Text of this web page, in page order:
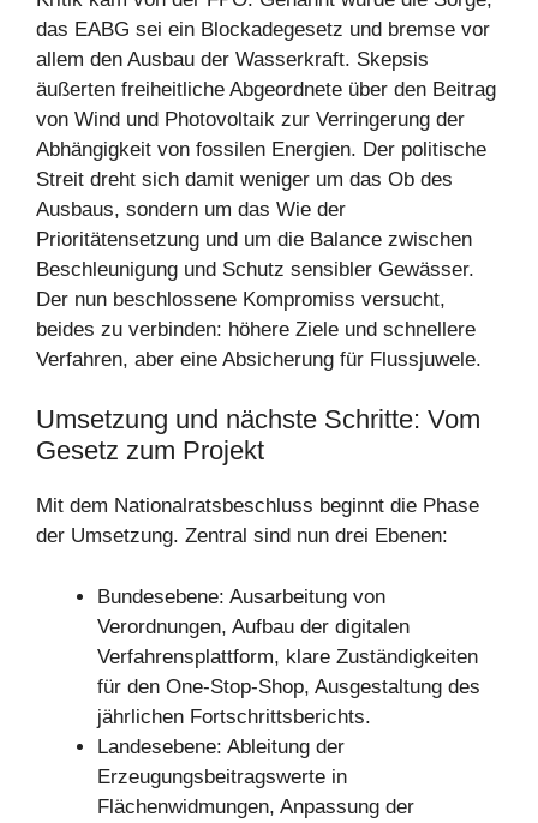
das EABG sei ein Blockadegesetz und bremse vor
allem den Ausbau der Wasserkraft. Skepsis
äußerten freiheitliche Abgeordnete über den Beitrag
von Wind und Photovoltaik zur Verringerung der
Abhängigkeit von fossilen Energien. Der politische
Streit dreht sich damit weniger um das Ob des
Ausbaus, sondern um das Wie der
Prioritätensetzung und um die Balance zwischen
Beschleunigung und Schutz sensibler Gewässer.
Der nun beschlossene Kompromiss versucht,
beides zu verbinden: höhere Ziele und schnellere
Verfahren, aber eine Absicherung für Flussjuwele.
Umsetzung und nächste Schritte: Vom
Gesetz zum Projekt
Mit dem Nationalratsbeschluss beginnt die Phase
der Umsetzung. Zentral sind nun drei Ebenen:
Bundesebene: Ausarbeitung von
Verordnungen, Aufbau der digitalen
Verfahrensplattform, klare Zuständigkeiten
für den One-Stop-Shop, Ausgestaltung des
jährlichen Fortschrittsberichts.
Landesebene: Ableitung der
Erzeugungsbeitragswerte in
Flächenwidmungen, Anpassung der